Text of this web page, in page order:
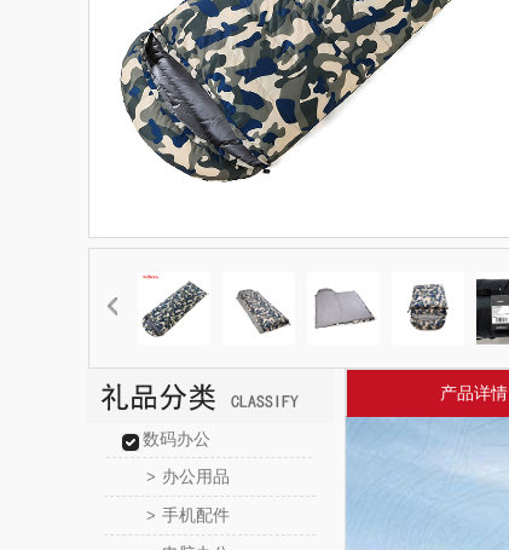
数码办公
> 办公用品
> 手机配件
产品详情